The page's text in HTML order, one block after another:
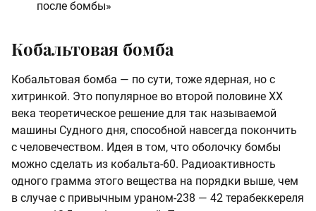
после бомбы»
Кобальтовая бомба
Кобальтовая бомба — по сути, тоже ядерная, но с
хитринкой. Это популярное во второй половине ХХ
века теоретическое решение для так называемой
машины Судного дня, способной навсегда покончить
с человечеством. Идея в том, что оболочку бомбы
можно сделать из кобальта-60. Радиоактивность
одного грамма этого вещества на порядки выше, чем
в случае с привычным ураном-238 — 42 терабеккереля